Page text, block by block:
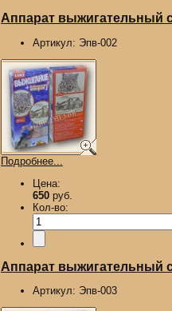
Аппарат выжигательный
Артикул: Эпв-002
Подробнее...
Цена:
650 руб.
Кол-во:
Аппарат выжигательный
Артикул: Эпв-003